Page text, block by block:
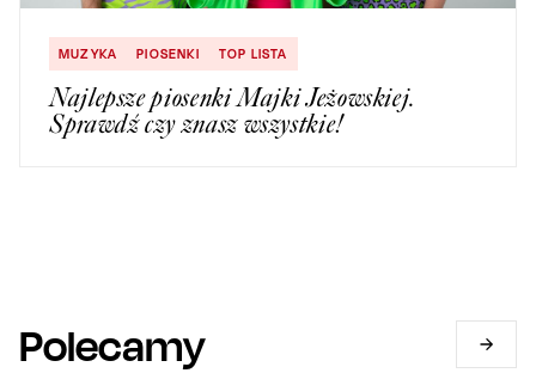
MUZYKA PIOSENKI TOP LISTA
Najlepsze piosenki Majki Jeżowskiej.
Sprawdź czy znasz wszystkie!
Polecamy